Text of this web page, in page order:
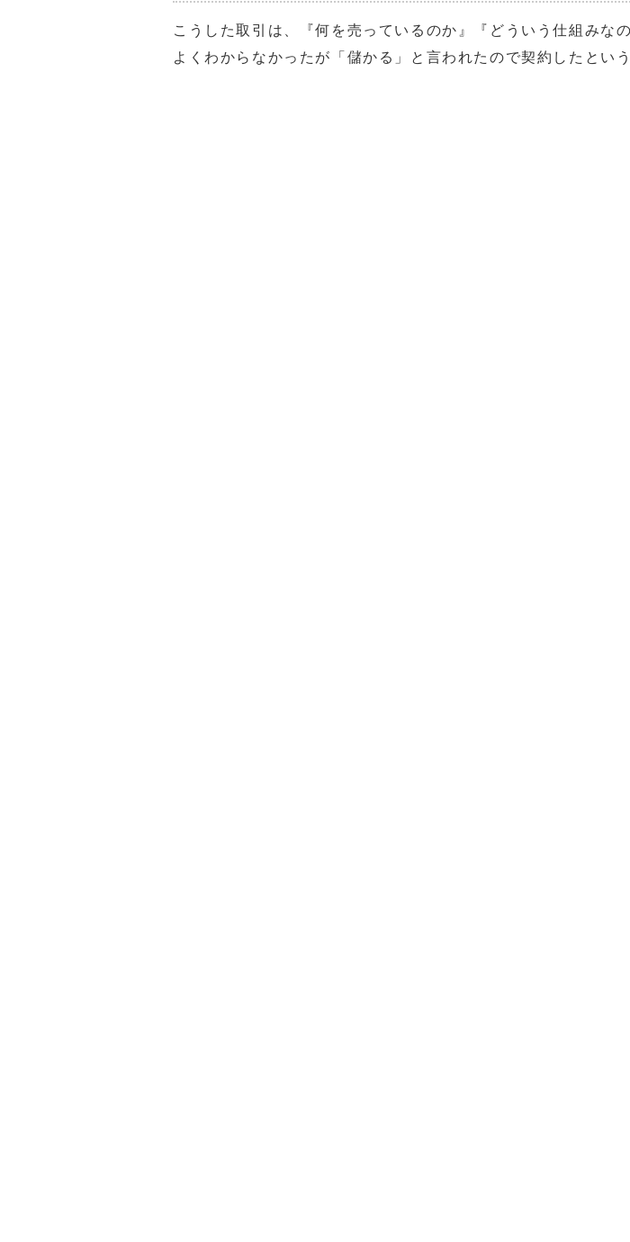
こうした取引は、『何を売っているのか』『どういう仕組みな
よくわからなかったが「儲かる」と言われたので契約したとい